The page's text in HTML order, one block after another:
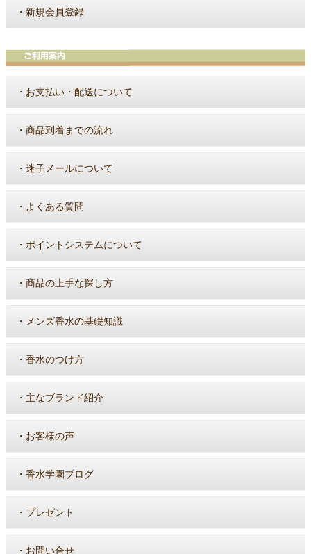
・ 新規会員登録
・ お支払い・配送について
・ 商品到着までの流れ
・ 迷子メールについて
・ よくある質問
・ ポイントシステムについて
・ 商品の上手な探し方
・ メンズ香水の基礎知識
・ 香水のつけ方
・ 主なブランド紹介
・ お客様の声
・ 香水学園ブログ
・ プレゼント
・ お問い合せ